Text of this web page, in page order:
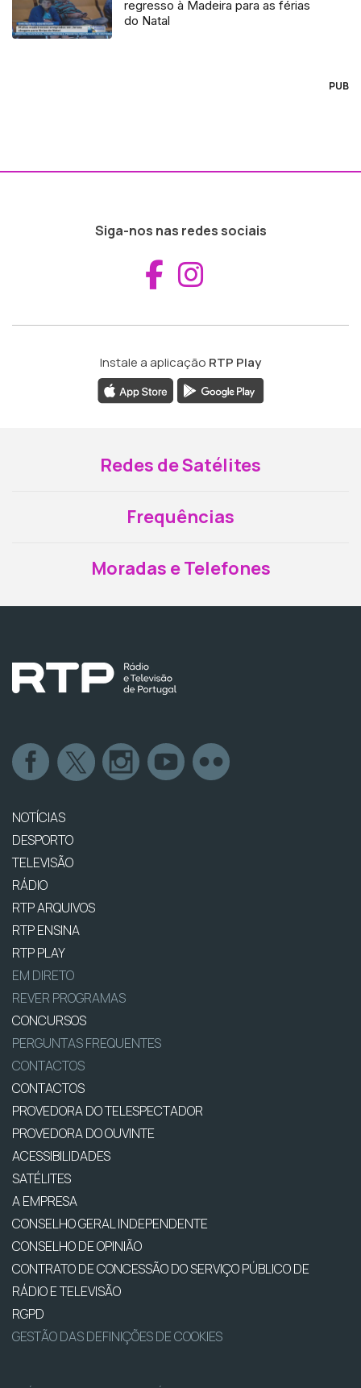
regresso à Madeira para as férias
do Natal
PUB
Siga-nos nas redes sociais
Aceder ao
Instale a aplicação RTP Play
Redes de Satélites
Frequências
Moradas e Telefones
NOTÍCIAS
DESPORTO
TELEVISÃO
RÁDIO
RTP ARQUIVOS
RTP ENSINA
RTP PLAY
EM DIRETO
REVER PROGRAMAS
CONCURSOS
PERGUNTAS FREQUENTES
CONTACTOS
CONTACTOS
PROVEDORA DO TELESPECTADOR
PROVEDORA DO OUVINTE
ACESSIBILIDADES
SATÉLITES
A EMPRESA
CONSELHO GERAL INDEPENDENTE
CONSELHO DE OPINIÃO
CONTRATO DE CONCESSÃO DO SERVIÇO PÚBLICO DE
RÁDIO E TELEVISÃO
RGPD
GESTÃO DAS DEFINIÇÕES DE COOKIES